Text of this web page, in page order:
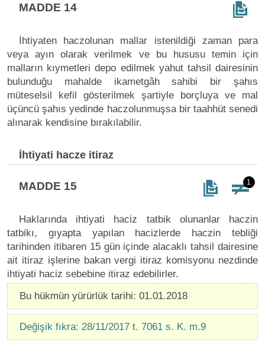
MADDE 14
İhtiyaten haczolunan mallar istenildiği zaman para
veya ayın olarak verilmek ve bu hususu temin için
malların kıymetleri depo edilmek yahut tahsil dairesinin
bulunduğu mahalde ikametgâh sahibi bir şahıs
müteselsil kefil gösterilmek şartiyle borçluya ve mal
üçüncü şahıs yedinde haczolunmuşsa bir taahhüt senedi
alınarak kendisine bırakılabilir.
İhtiyati hacze itiraz
MADDE 15 1
Haklarında ihtiyati haciz tatbik olunanlar haczin
tatbikı, gıyapta yapılan hacizlerde haczin tebliği
tarihinden itibaren 15 gün içinde alacaklı tahsil dairesine
ait itiraz işlerine bakan vergi itiraz komisyonu nezdinde
ihtiyati haciz sebebine itiraz edebilirler.
Bu hükmün yürürlük tarihi: 01.01.2018
Değişik fıkra: 28/11/2017 t. 7061 s. K. m.9